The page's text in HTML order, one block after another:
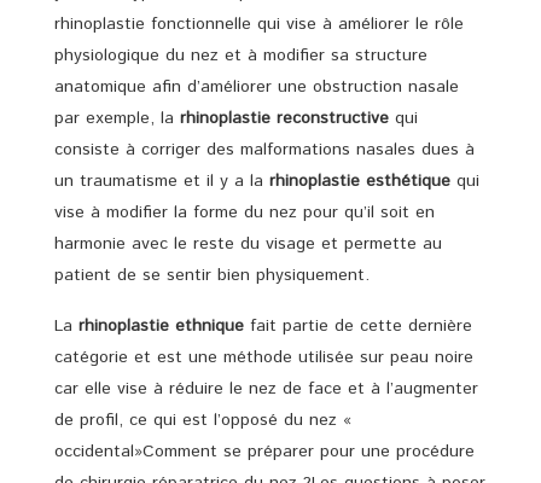
rhinoplastie fonctionnelle qui vise à améliorer le rôle
physiologique du nez et à modifier sa structure
anatomique afin d’améliorer une obstruction nasale
par exemple, la rhinoplastie reconstructive qui
consiste à corriger des malformations nasales dues à
un traumatisme et il y a la rhinoplastie esthétique qui
vise à modifier la forme du nez pour qu’il soit en
harmonie avec le reste du visage et permette au
patient de se sentir bien physiquement.
La rhinoplastie ethnique fait partie de cette dernière
catégorie et est une méthode utilisée sur peau noire
car elle vise à réduire le nez de face et à l’augmenter
de profil, ce qui est l’opposé du nez «
occidental»Comment se préparer pour une procédure